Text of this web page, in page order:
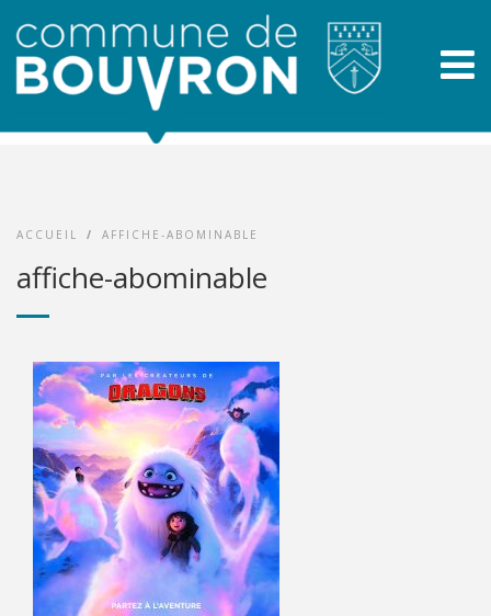
ACCUEIL / AFFICHE-ABOMINABLE
affiche-abominable